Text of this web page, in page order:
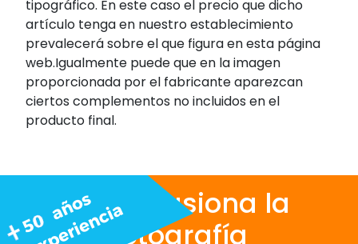
tipográfico. En este caso el precio que dicho
artículo tenga en nuestro establecimiento
prevalecerá sobre el que figura en esta página
web.Igualmente puede que en la imagen
proporcionada por el fabricante aparezcan
ciertos complementos no incluidos en el
producto final.
Nos apasiona la
fotografía